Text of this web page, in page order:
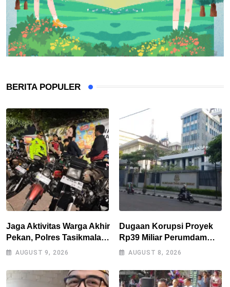
BERITA POPULER
Jaga Aktivitas Warga Akhir
Pekan, Polres Tasikmalaya
Gencarkan Patroli Blue
AUGUST 9, 2026
Dugaan Korupsi Proyek
Rp39 Miliar Perumdam
Tirta Darma Ayu Disorot,
Jabar Supervisi
AUGUST 8, 2026